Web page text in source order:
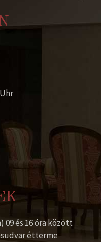
09 és 16 óra között
étterme